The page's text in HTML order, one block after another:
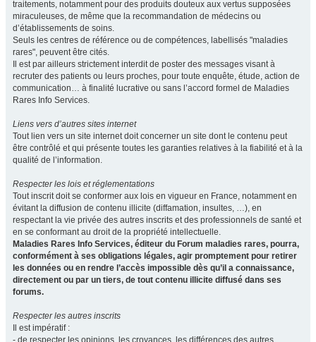
traitements, notamment pour des produits douteux aux vertus supposées
miraculeuses, de même que la recommandation de médecins ou
d’établissements de soins.
Seuls les centres de référence ou de compétences, labellisés "maladies
rares", peuvent être cités.
Il est par ailleurs strictement interdit de poster des messages visant à
recruter des patients ou leurs proches, pour toute enquête, étude, action de
communication… à finalité lucrative ou sans l’accord formel de Maladies
Rares Info Services.
Liens vers d’autres sites internet
Tout lien vers un site internet doit concerner un site dont le contenu peut
être contrôlé et qui présente toutes les garanties relatives à la fiabilité et à la
qualité de l’information.
Respecter les lois et réglementations
Tout inscrit doit se conformer aux lois en vigueur en France, notamment en
évitant la diffusion de contenu illicite (diffamation, insultes, …), en
respectant la vie privée des autres inscrits et des professionnels de santé et
en se conformant au droit de la propriété intellectuelle.
Maladies Rares Info Services, éditeur du Forum maladies rares, pourra,
conformément à ses obligations légales, agir promptement pour retirer
les données ou en rendre l’accès impossible dès qu’il a connaissance,
directement ou par un tiers, de tout contenu illicite diffusé dans ses
forums.
Respecter les autres inscrits
Il est impératif :
- de respecter les opinions, les croyances, les différences des autres